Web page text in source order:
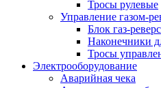
Тросы рулевые
Управление газом-
Блок газ-реверс
Наконечники
Тросы
Электрооборудование
Аварийная чека